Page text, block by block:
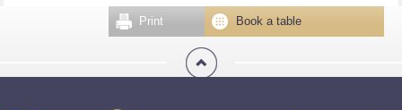
Book a table
Print